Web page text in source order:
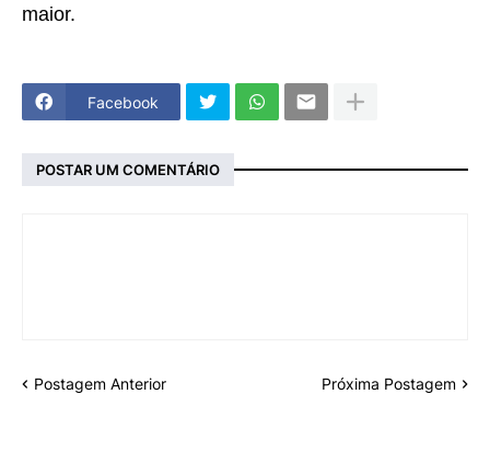
maior.
Facebook
POSTAR UM COMENTÁRIO
Postagem Anterior Próxima Postagem